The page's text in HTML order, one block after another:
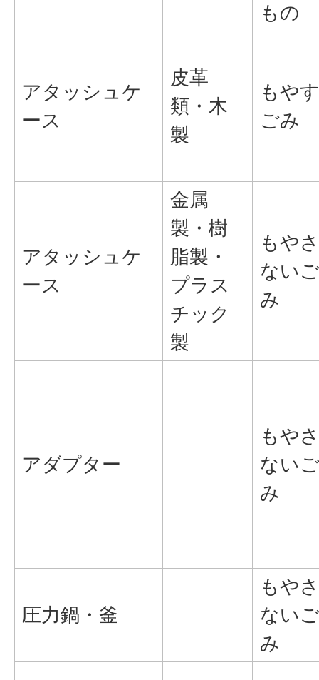
もの
アタッシュケ
ース
皮革
類・木
製
もやす
ごみ
アタッシュケ
ース
金属
製・樹
脂製・
プラス
チック
製
もやさ
ないご
み
アダプター
もやさ
ないご
み
圧力鍋・釜
もやさ
ないご
み